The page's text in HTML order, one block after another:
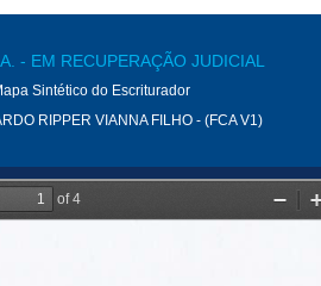
- EM RECUPERAÇÃO JUDICIAL
Sintético do Escriturador
RIPPER VIANNA FILHO - (FCA V1)